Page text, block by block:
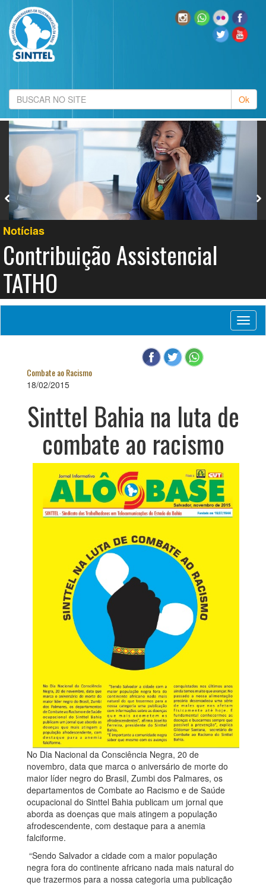
Notícias
Contribuição Assistencial
TATHO
Combate ao Racismo
18/02/2015
Sinttel Bahia na luta de
combate ao racismo
No Dia Nacional da Consciência Negra, 20 de
novembro, data que marca o aniversário de morte do
maior líder negro do Brasil, Zumbi dos Palmares, os
departamentos de Combate ao Racismo e de Saúde
ocupacional do Sinttel Bahia publicam um jornal que
aborda as doenças que mais atingem a população
afrodescendente, com destaque para a anemia
falciforme.
“Sendo Salvador a cidade com a maior população
negra fora do continente africano nada mais natural do
que trazermos para a nossa categoria uma publicação